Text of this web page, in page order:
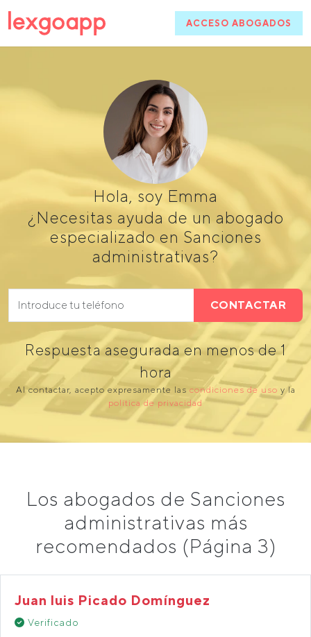
ACCESO ABOGADOS
Hola, soy Emma
¿Necesitas ayuda de un abogado
especializado en Sanciones
administrativas?
CONTACTAR
Respuesta asegurada en menos de 1
hora
Al contactar, acepto expresamente las condiciones de uso y la
política de privacidad
Los abogados de Sanciones
administrativas más
recomendados (Página 3)
Juan luis Picado Domínguez
Verificado